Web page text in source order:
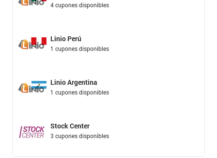
4 cupones disponibles
Linio Perú
1 cupones disponibles
Linio Argentina
1 cupones disponibles
Stock Center
3 cupones disponibles